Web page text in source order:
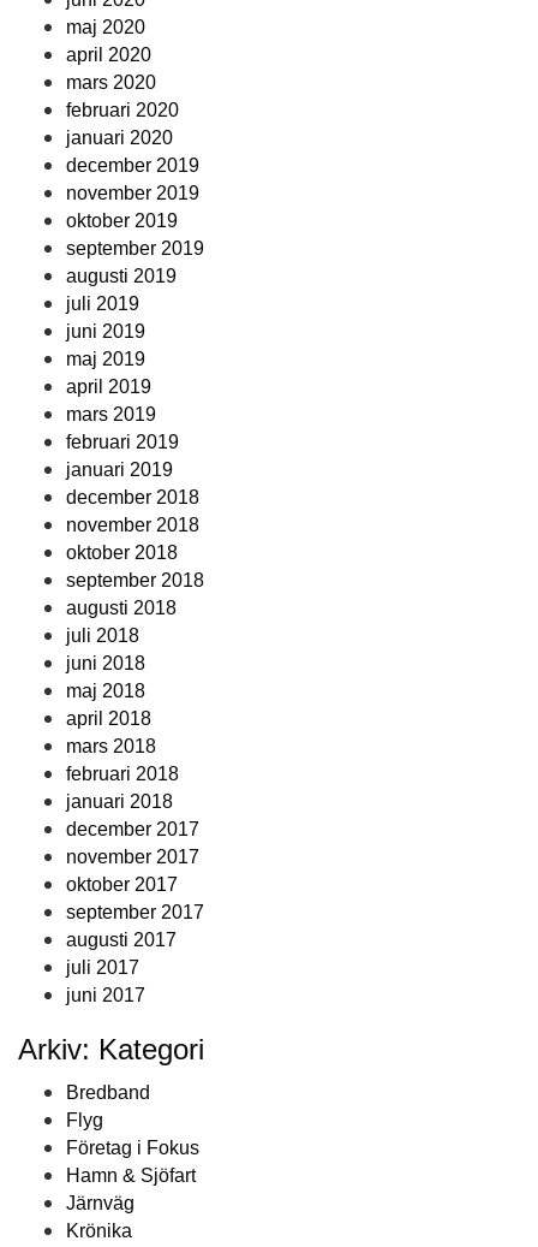
maj 2020
april 2020
mars 2020
februari 2020
januari 2020
december 2019
november 2019
oktober 2019
september 2019
augusti 2019
juli 2019
juni 2019
maj 2019
april 2019
mars 2019
februari 2019
januari 2019
december 2018
november 2018
oktober 2018
september 2018
augusti 2018
juli 2018
juni 2018
maj 2018
april 2018
mars 2018
februari 2018
januari 2018
december 2017
november 2017
oktober 2017
september 2017
augusti 2017
juli 2017
juni 2017
Arkiv: Kategori
Bredband
Flyg
Företag i Fokus
Hamn & Sjöfart
Järnväg
Krönika